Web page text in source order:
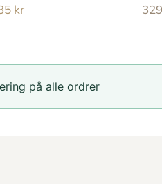
kr
på alle ordrer